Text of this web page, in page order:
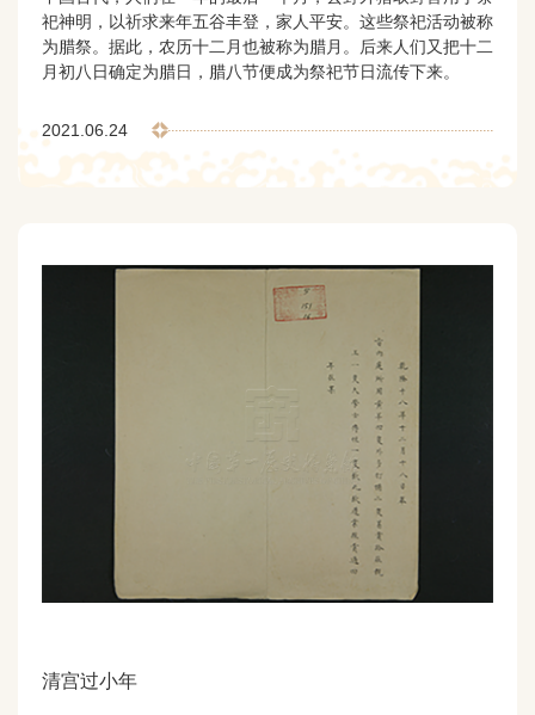
祀神明，以祈求来年五谷丰登，家人平安。这些祭祀活动被称
为腊祭。据此，农历十二月也被称为腊月。后来人们又把十二
月初八日确定为腊日，腊八节便成为祭祀节日流传下来。
2021.06.24
清宫过小年